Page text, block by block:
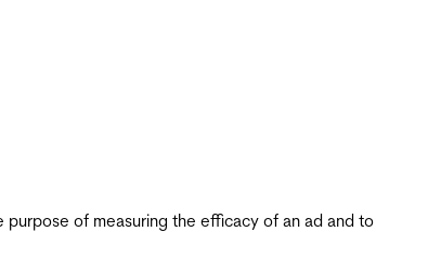
of measuring the efficacy of an ad and to